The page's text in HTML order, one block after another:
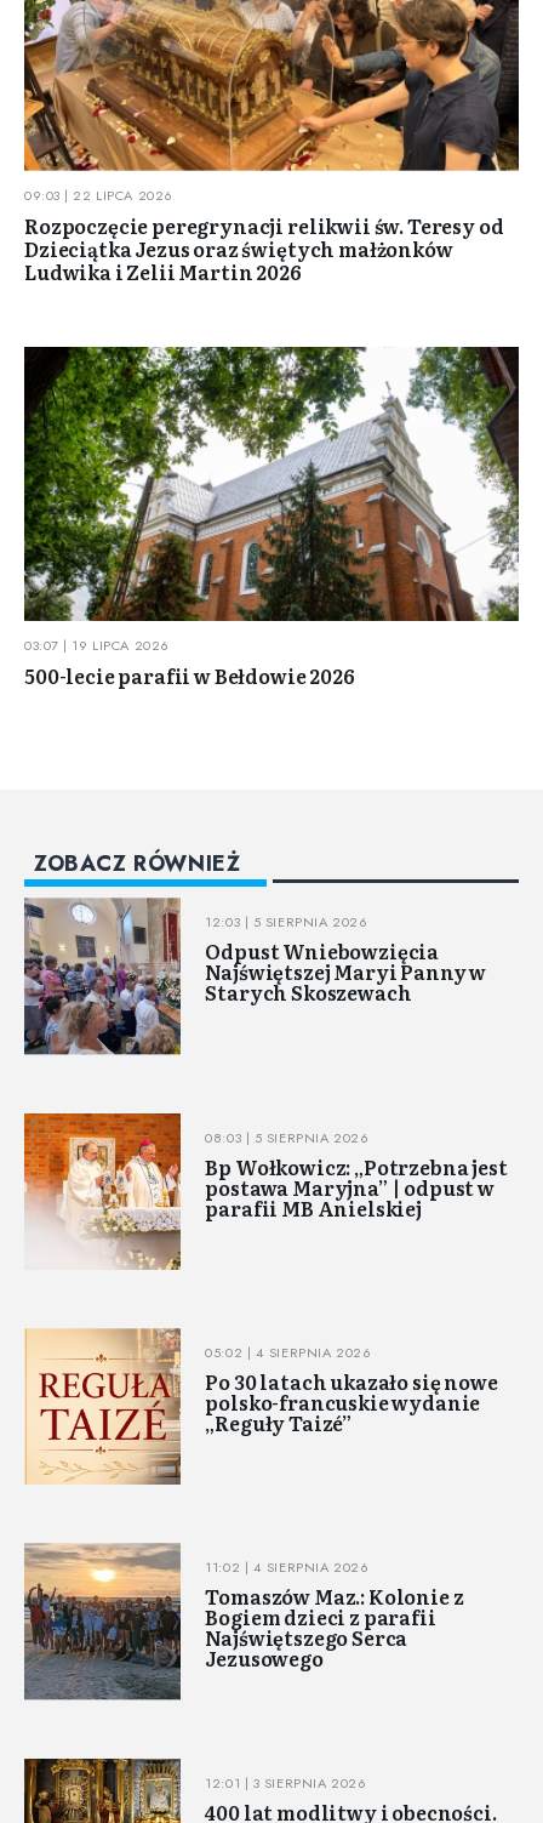
09:03 | 22 LIPCA 2026
Rozpoczęcie peregrynacji relikwii św. Teresy od
Dzieciątka Jezus oraz świętych małżonków
Ludwika i Zelii Martin 2026
03:07 | 19 LIPCA 2026
500-lecie parafii w Bełdowie 2026
ZOBACZ RÓWNIEŻ
12:03 | 5 SIERPNIA 2026
Odpust Wniebowzięcia
Najświętszej Maryi Panny w
Starych Skoszewach
08:03 | 5 SIERPNIA 2026
Bp Wołkowicz: „Potrzebna jest
postawa Maryjna” | odpust w
parafii MB Anielskiej
05:02 | 4 SIERPNIA 2026
Po 30 latach ukazało się nowe
polsko-francuskie wydanie
„Reguły Taizé”
11:02 | 4 SIERPNIA 2026
Tomaszów Maz.: Kolonie z
Bogiem dzieci z parafii
Najświętszego Serca
Jezusowego
12:01 | 3 SIERPNIA 2026
400 lat modlitwy i obecności.